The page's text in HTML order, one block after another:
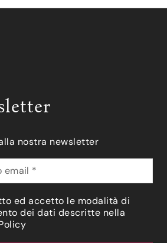
nostra newsletter
ed accetto le modalità di
dei dati descritte nella